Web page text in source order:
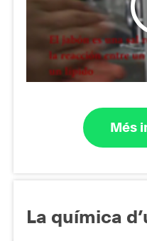
Més
La química